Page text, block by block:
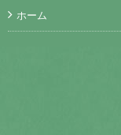
ホーム